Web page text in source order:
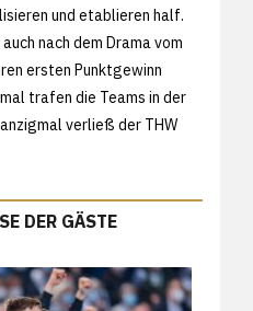
und etablieren half.
nach dem Drama vom
ersten Punktgewinn
trafen die Teams in der
verließ der THW
DER GÄSTE